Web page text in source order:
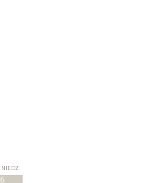
NIEDZ.
6